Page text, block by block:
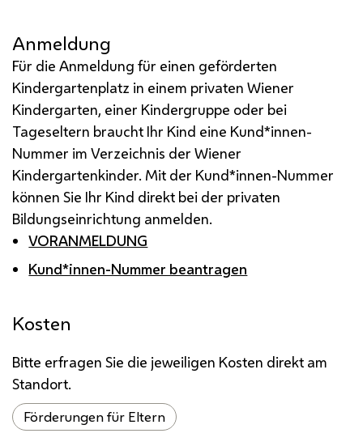
Anmeldung
Für die Anmeldung für einen geförderten
Kindergartenplatz in einem privaten Wiener
Kindergarten, einer Kindergruppe oder bei
Tageseltern braucht Ihr Kind eine Kund*innen-
Nummer im Verzeichnis der Wiener
Kindergartenkinder. Mit der Kund*innen-Nummer
können Sie Ihr Kind direkt bei der privaten
Bildungseinrichtung anmelden.
VORANMELDUNG
Kund*innen-Nummer beantragen
Kosten
Bitte erfragen Sie die jeweiligen Kosten direkt am
Standort.
Förderungen für Eltern